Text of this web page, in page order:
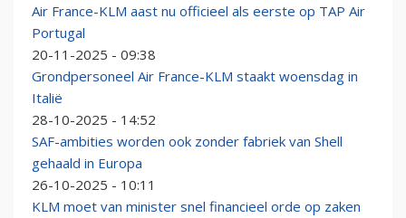
Air France-KLM aast nu officieel als eerste op TAP Air
Portugal
20-11-2025 - 09:38
Grondpersoneel Air France-KLM staakt woensdag in
Italië
28-10-2025 - 14:52
SAF-ambities worden ook zonder fabriek van Shell
gehaald in Europa
26-10-2025 - 10:11
KLM moet van minister snel financieel orde op zaken